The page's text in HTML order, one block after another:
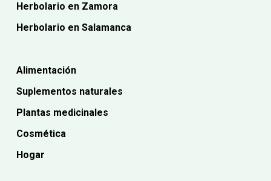
Herbolario en Zamora
Herbolario en Salamanca
Alimentación
Suplementos naturales
Plantas medicinales
Cosmética
Hogar